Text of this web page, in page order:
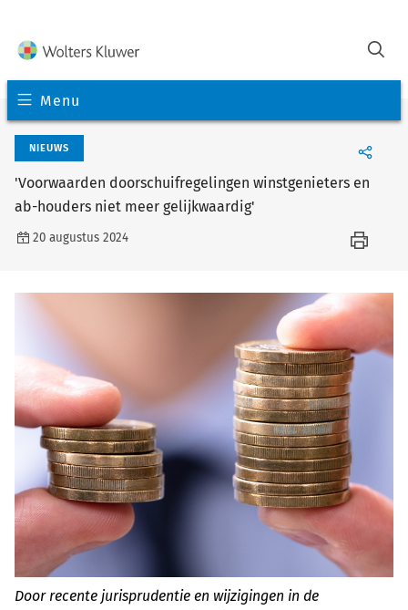
Menu
NIEUWS
'Voorwaarden doorschuifregelingen winstgenieters en
ab-houders niet meer gelijkwaardig'
20 augustus 2024
Door recente jurisprudentie en wijzigingen in de